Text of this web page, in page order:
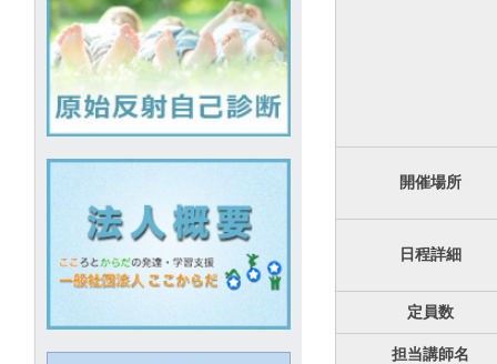
開催場所
日程詳細
定員数
担当講師名